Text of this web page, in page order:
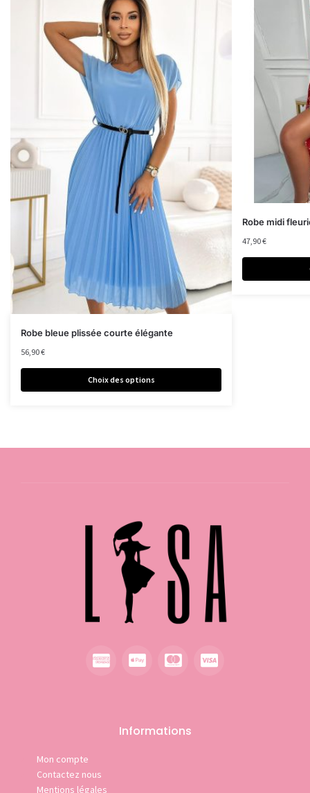
Robe bleue plissée courte élégante
56,90€
Choix des options
Robe midi
47,90€
Informations
Mon compte
Contactez nous
Mentions légales